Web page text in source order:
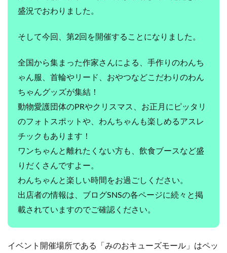
盛況でおわ りました。
そして今回、第2回を開催することになりました。
全国から集まった作家さんによる、手作りのわんち
ゃん服、 首輪やリード、おやつなどこだわりのわん
ちゃんグッズが集結！
動物愛護団体のPRやクリスマス、お正月にピッタリ
のフォトスポットや、 わんちゃんも楽しめるアスレ
チックもあります！
ワンちゃんと離れたくない方も、 飲食ブースなど盛
りだくさんですよー。
わんちゃんと楽しい時間をお過ごしください。
出店者の情報は、 ブログSNSの各ページに続々と掲
載されていますのでご確認ください。
イベント開催場所である「みのおキューズモール」はペッ